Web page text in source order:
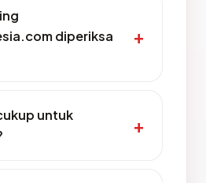
diperiksa
untuk